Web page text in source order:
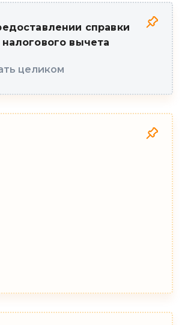
справки
вычета
целиком